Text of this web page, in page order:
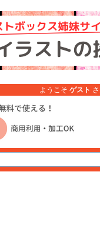
ようこそ ゲスト